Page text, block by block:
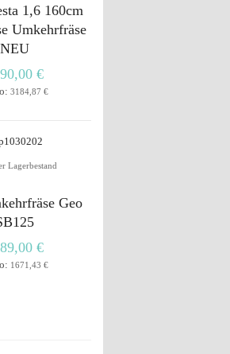
1,6 160cm
Umkehrfräse
NEU
€
3184,87 €
Lagerbestand
Geo
€
1671,43 €